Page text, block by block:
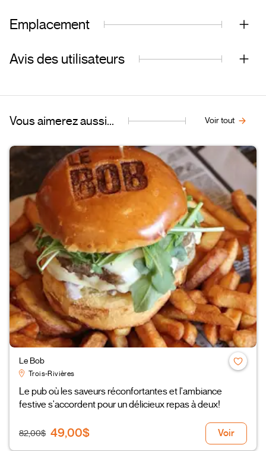
Emplacement
Avis des utilisateurs
Vous aimerez aussi... Voir tout
Le Bob
Trois-Rivières
Le pub où les saveurs réconfortantes et l'ambiance
festive s'accordent pour un délicieux repas à deux!
82,00$ 49,00$ Voir